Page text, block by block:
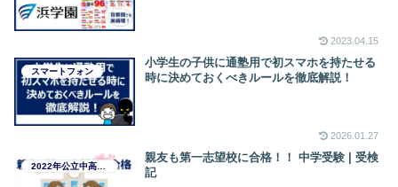
2023.04.15
スマートフォン
小学生の子供に通塾用で初スマホを持たせる
時に決めておくべきルールを徹底解説！
2026.01.27
親友も第一志望校に合格！！ 中学受験 | 受検
記